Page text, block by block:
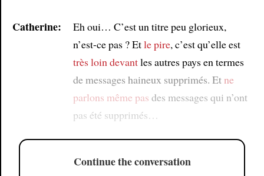
Catherine:
Eh oui… C’est un titre peu glorieux,
n’est-ce pas ? Etle pire, c’est qu’elle est
très loin devantles autres pays en termes
de messages haineux supprimés. Et ne
parlons même pas des messages qui n’ont
pas été supprimés…
Continue the conversation